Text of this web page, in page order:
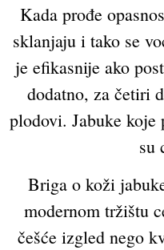
Kada prođe
sklanjaju i tako se
je efikasnije ako
dodatno, za četiri
plodovi. Jabuke
su
Briga o koži
modernom tržištu
češće izgled nego